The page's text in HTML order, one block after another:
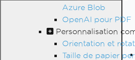
Azure Blob
OpenAI pour PDF
Personnalisation
Orientation et
Taille de papier